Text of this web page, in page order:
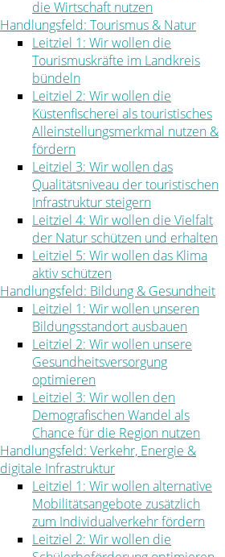
die Wirtschaft nutzen
Handlungsfeld: Tourismus & Natur
Leitziel 1: Wir wollen die
Tourismuskräfte im Landkreis
bündeln
Leitziel 2: Wir wollen die
Küstenfischerei als touristisches
Alleinstellungsmerkmal nutzen &
fördern
Leitziel 3: Wir wollen das
Qualitätsniveau der touristischen
Infrastruktur steigern
Leitziel 4: Wir wollen die Vielfalt
der Natur schützen und erhalten
Leitziel 5: Wir wollen das Klima
aktiv schützen
Handlungsfeld: Bildung & Gesundheit
Leitziel 1: Wir wollen unseren
Bildungsstandort ausbauen
Leitziel 2: Wir wollen unsere
Gesundheitsversorgung
optimieren
Leitziel 3: Wir wollen den
Demografischen Wandel als
Chance für die Region nutzen
Handlungsfeld: Verkehr, Energie &
digitale Infrastruktur
Leitziel 1: Wir wollen alternative
Mobilitätsangebote zusätzlich
zum Individualverkehr fördern
Leitziel 2: Wir wollen die